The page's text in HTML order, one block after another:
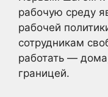
рабочую среду
рабочей
сотрудникам
работать —
границей.